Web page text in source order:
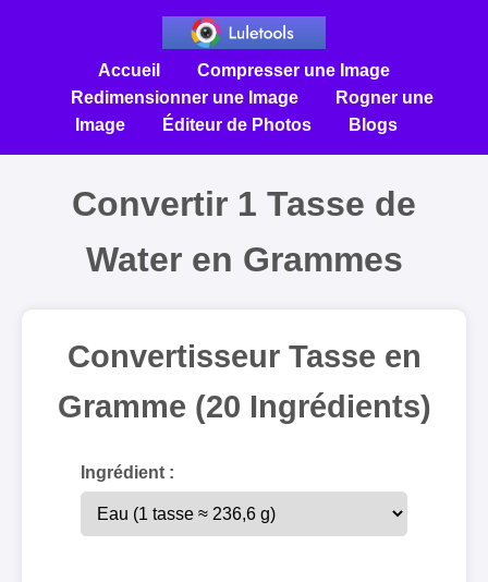
Accueil
Compresser une Image
Redimensionner une Image
Rogner une
Image
Éditeur de Photos Blogs
Convertir 1 Tasse de
Water en Grammes
Convertisseur Tasse en
Gramme (20 Ingrédients)
Ingrédient :